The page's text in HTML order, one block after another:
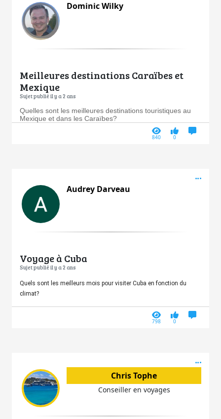
Dominic Wilky
Meilleures destinations Caraïbes et
Mexique
Sujet publié il y a 2 ans
Quelles sont les meilleures destinations touristiques au
Mexique et dans les Caraïbes?
840 0
Audrey Darveau
Voyage à Cuba
Sujet publié il y a 2 ans
Quels sont les meilleurs mois pour visiter Cuba en fonction du
climat?
798 0
Chris Tophe
Conseiller en voyages